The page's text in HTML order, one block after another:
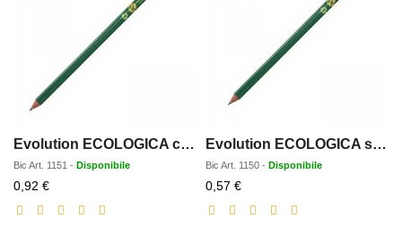
Evolution ECOLOGICA con gomma
Bic Art. 1151 - Disponibile
0,92 €Prezzo
scontato
Evolution ECOLOGICA senza gomma
Bic Art. 1150 - Disponibile
0,57 €Prezzo
scontato